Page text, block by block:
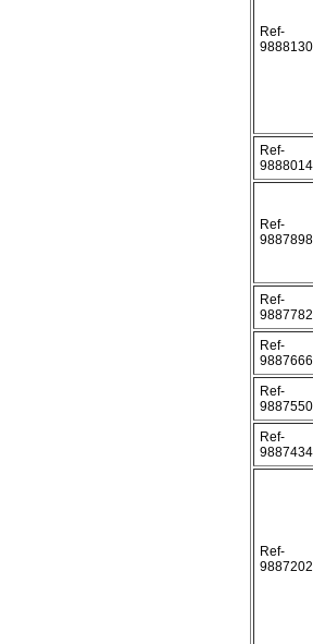
Ref-
9888130
Ref-
9888014
Ref-
9887898
Ref-
9887782
Ref-
9887666
Ref-
9887550
Ref-
9887434
Ref-
9887202